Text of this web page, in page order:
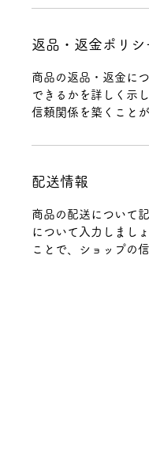
返品・返金ポリシ
商品の返品・返金に
できるかを詳しく示
信頼関係を築くことが
配送情報
商品の配送について
について入力しまし
ことで、ショップの